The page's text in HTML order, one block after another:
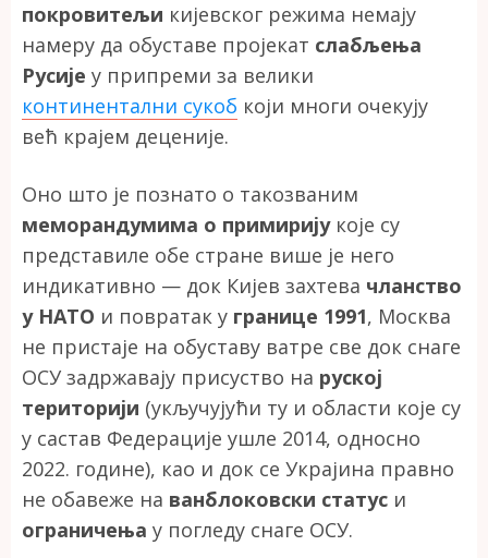
покровитељи кијевског режима немају
намеру да обуставе пројекат слабљења
Русије у припреми за велики
континентални сукоб који многи очекују
већ крајем деценије.
Оно што је познато о такозваним
меморандумима о примиријукоје су
представиле обе стране више је него
индикативно — док Кијев захтева чланство
у НАТО и повратак у границе 1991, Москва
не пристаје на обуставу ватре све док снаге
ОСУ задржавају присуство на руској
територији (укључујући ту и области које су
у састав Федерације ушле 2014, односно
2022. године), као и док се Украјина правно
не обавеже на ванблоковски статус и
ограничења у погледу снаге ОСУ.